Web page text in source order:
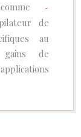
-
de
au
de